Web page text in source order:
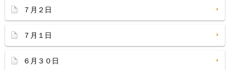
７月２日
７月１日
６月３０日